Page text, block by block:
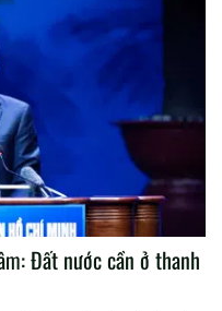
Đất nước cần ở thanh